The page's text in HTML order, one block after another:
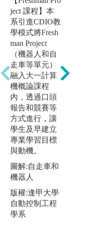
中原大學設計
學院「Design
Together」設計
聯展圓滿落
幕，吸引了全
院多位師生及
業界人士參與
觀摩。本次聯
展中，大一基
礎設計工作坊
的聯合評圖更
是活動的一大
亮點，展現出
一年級學生的
設計創意與學
習成果。
圖解:設計學院
設計聯展
ject 課程】本
系引進CDIO教
學模式將Fresh
man Project
（機器人和自
走車等單元）
融入大一計算
機概論課程
內，透過口頭
報告和競賽等
方式進行，讓
學生及早建立
專業學習目標
與動機。
圖解:自走車和
機器人
版權:逢甲大學
自動控制工程
學系